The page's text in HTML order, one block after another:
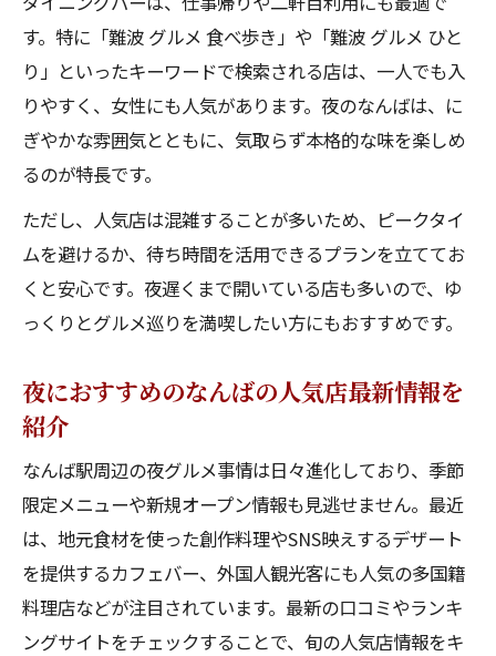
す。特に「難波 グルメ 食べ歩き」や「難波 グルメ ひと
り」といったキーワードで検索される店は、一人でも入
りやすく、女性にも人気があります。夜のなんばは、に
ぎやかな雰囲気とともに、気取らず本格的な味を楽しめ
るのが特長です。
ただし、人気店は混雑することが多いため、ピークタイ
ムを避けるか、待ち時間を活用できるプランを立ててお
くと安心です。夜遅くまで開いている店も多いので、ゆ
っくりとグルメ巡りを満喫したい方にもおすすめです。
夜におすすめのなんばの人気店最新情報を
紹介
なんば駅周辺の夜グルメ事情は日々進化しており、季節
限定メニューや新規オープン情報も見逃せません。最近
は、地元食材を使った創作料理やSNS映えするデザート
を提供するカフェバー、外国人観光客にも人気の多国籍
料理店などが注目されています。最新の口コミやランキ
ングサイトをチェックすることで、旬の人気店情報をキ